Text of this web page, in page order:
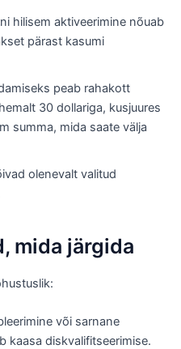
hilisem aktiveerimine nõuab
pärast kasumi
peab rahakott
30 dollariga, kusjuures
summa, mida saate välja
olenevalt valitud
mida järgida
või sarnane
kaasa diskvalifitseerimise.